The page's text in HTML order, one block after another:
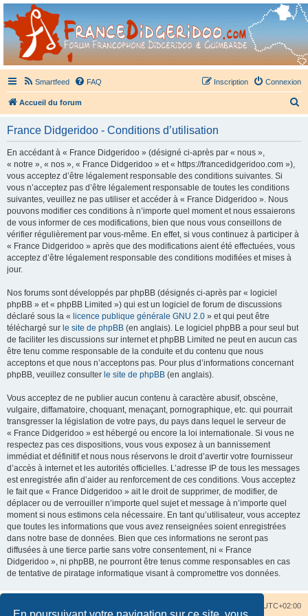
France Didgeridoo
Didgeridoo et Guimbarde sur France Didgeridoo - retrouvez la communauté.
Smartfeed FAQ Connexion
Inscription
Accueil du forum
France Didgeridoo - Conditions d’utilisation
En accédant à « France Didgeridoo » (désigné ci-après par « nous »,
« notre », « nos », « France Didgeridoo » et « https://francedidgeridoo.com »),
vous acceptez d’être légalement responsable des conditions suivantes. Si
vous n’acceptez pas d’être légalement responsable de toutes les conditions
suivantes, veuillez ne pas utiliser et accéder à « France Didgeridoo ». Nous
pouvons modifier ces conditions à n’importe quel moment et nous essaierons
de vous informer de ces modifications, bien que nous vous conseillons de
vérifier régulièrement par vous-même. En effet, si vous continuez à participer à
« France Didgeridoo » après que des modifications aient été effectuées, vous
acceptez d’être légalement responsable des conditions modifiées et mises à
jour.
Nos forums sont développés par phpBB (désignés ci-après par « logiciel
phpBB » et « phpBB Limited ») qui est un logiciel de forum de discussions
déclaré sous la « licence publique générale GNU 2.0 » et qui peut être
téléchargé sur le site de phpBB (en anglais). Le logiciel phpBB a pour seul but
de faciliter les discussions sur internet et phpBB Limited ne peut en aucun cas
être tenu comme responsable de la conduite et du contenu que nous
acceptons et que nous n’acceptons pas. Pour plus d’informations concernant
phpBB, veuillez consulter le site de phpBB (en anglais).
Vous acceptez de ne publier aucun contenu à caractère abusif, obscène,
vulgaire, diffamatoire, choquant, menaçant, pornographique, etc. qui pourrait
transgresser la législation de votre pays, du pays dans lequel le serveur de
« France Didgeridoo » est hébergé ou encore la loi internationale. Si vous ne
respectez pas ces dispositions, vous vous exposez à un bannissement
immédiat et définitif et nous nous réservons le droit d’avertir votre fournisseur
d’accès à internet et les autorités officielles. L’adresse IP de tous les messages
est enregistrée afin d’aider au renforcement de ces conditions. Vous acceptez
le fait que « France Didgeridoo » ait le droit de supprimer, de modifier, de
déplacer ou de verrouiller n’importe quel sujet et message à n’importe quel
moment si nous estimons cela nécessaire. En tant qu’utilisateur, vous acceptez
que toutes les informations que vous avez renseignées soient enregistrées
dans notre base de données. Bien que ces informations ne seront pas
diffusées à une tierce partie sans votre consentement, ni « France
Didgeridoo », ni phpBB, ne pourront être tenus comme responsables en cas
de tentative de piratage informatique visant à compromettre vos données.
UTC+02:00